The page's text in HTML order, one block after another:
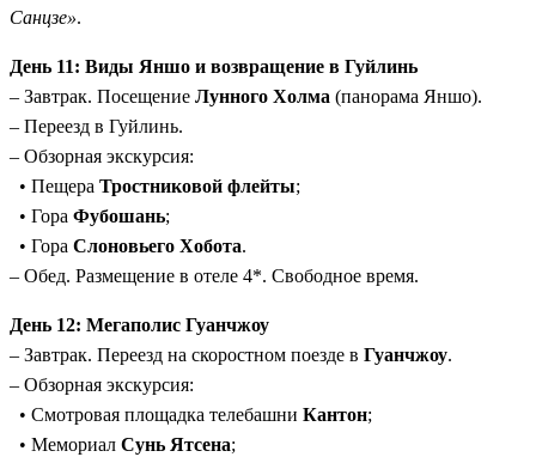
Санцзе».
День 11: Виды Яншо и возвращение в Гуйлинь
– Завтрак. Посещение Лунного Холма (панорама Яншо).
– Переезд в Гуйлинь.
– Обзорная экскурсия:
• Пещера Тростниковой флейты;
• Гора Фубошань;
• Гора Слоновьего Хобота.
– Обед. Размещение в отеле 4*. Свободное время.
День 12: Мегаполис Гуанчжоу
– Завтрак. Переезд на скоростном поезде в Гуанчжоу.
– Обзорная экскурсия:
• Смотровая площадка телебашни Кантон;
• Мемориал Сунь Ятсена;